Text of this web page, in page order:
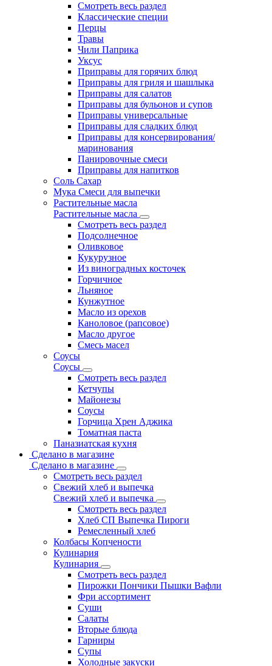
Смотреть весь раздел
Классические специи
Перцы
Травы
Чили Паприка
Уксус
Приправы для горячих блюд
Приправы для гриля и шашлыка
Приправы для салатов
Приправы для бульонов и супов
Приправы универсальные
Приправы для сладких блюд
Приправы для консервирования/
маринования
Панировочные смеси
Приправы для напитков
Соль Сахар
Мука Смеси для выпечки
Растительные масла
Растительные масла
Смотреть весь раздел
Подсолнечное
Оливковое
Кукурузное
Из виноградных косточек
Горчичное
Льняное
Кунжутное
Масло из орехов
Каноловое (рапсовое)
Масло другое
Смесь масел
Соусы
Соусы
Смотреть весь раздел
Кетчупы
Майонезы
Соусы
Горчица Хрен Аджика
Томатная паста
Паназиатская кухня
Сделано в магазине
Сделано в магазине
Смотреть весь раздел
Свежий хлеб и выпечка
Свежий хлеб и выпечка
Смотреть весь раздел
Хлеб СП Выпечка Пироги
Ремесленный хлеб
Колбасы Копчености
Кулинария
Кулинария
Смотреть весь раздел
Пирожки Пончики Пышки Вафли
Фри ассортимент
Суши
Салаты
Вторые блюда
Гарниры
Супы
Холодные закуски